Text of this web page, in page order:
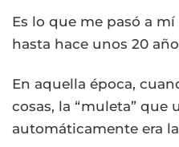
Es lo que me pasó a
hasta hace unos 20
En aquella época,
cosas, la “muleta” que
automáticamente era